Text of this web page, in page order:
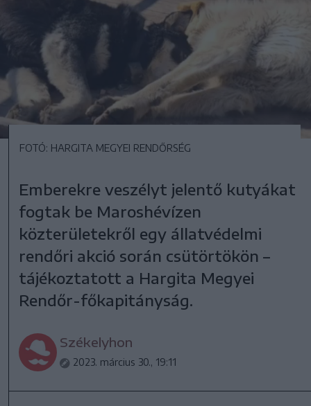
FOTÓ: HARGITA MEGYEI RENDŐRSÉG
Emberekre veszélyt jelentő kutyákat
fogtak be Maroshévízen
közterületekről egy állatvédelmi
rendőri akció során csütörtökön –
tájékoztatott a Hargita Megyei
Rendőr-főkapitányság.
Székelyhon
2023. március 30., 19:11